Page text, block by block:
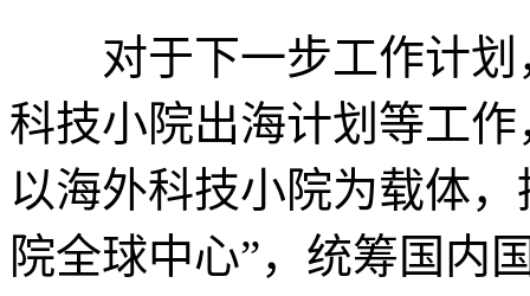
对于下一步工作计划
科技小院出海计划等工
以海外科技小院为载体
院全球中心”，统筹国内